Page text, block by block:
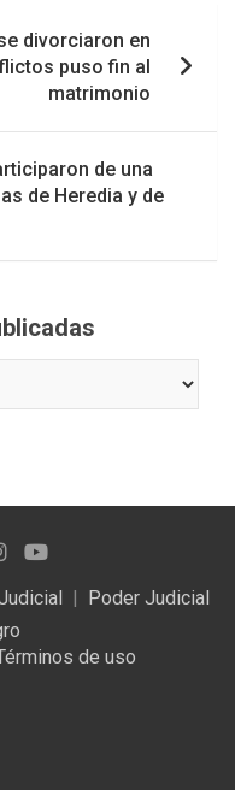
divorciaron en
puso fin al
matrimonio
de una
de Heredia y de
Poder Judicial
de uso